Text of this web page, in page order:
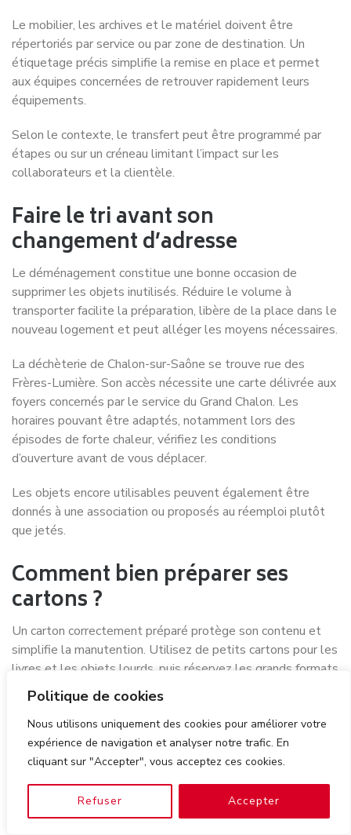
Politique de cookies
Nous utilisons uniquement des cookies pour améliorer votre
expérience de navigation et analyser notre trafic. En
cliquant sur "Accepter", vous acceptez ces cookies.
Refuser Accepter
Le mobilier, les archives et le matériel doivent être
répertoriés par service ou par zone de destination. Un
étiquetage précis simplifie la remise en place et permet
aux équipes concernées de retrouver rapidement leurs
équipements.
Selon le contexte, le transfert peut être programmé par
étapes ou sur un créneau limitant l’impact sur les
collaborateurs et la clientèle.
Faire le tri avant son
changement d’adresse
Le déménagement constitue une bonne occasion de
supprimer les objets inutilisés. Réduire le volume à
transporter facilite la préparation, libère de la place dans le
nouveau logement et peut alléger les moyens nécessaires.
La déchèterie de Chalon-sur-Saône se trouve rue des
Frères-Lumière. Son accès nécessite une carte délivrée aux
foyers concernés par le service du Grand Chalon. Les
horaires pouvant être adaptés, notamment lors des
épisodes de forte chaleur, vérifiez les conditions
d’ouverture avant de vous déplacer.
Les objets encore utilisables peuvent également être
donnés à une association ou proposés au réemploi plutôt
que jetés.
Comment bien préparer ses
cartons ?
Un carton correctement préparé protège son contenu et
simplifie la manutention. Utilisez de petits cartons pour les
livres et les objets lourds, puis réservez les grands formats
au linge et aux éléments plus légers.
renforcez le fond avec un ruban adhésif adapté ;
comblez les espaces vides pour éviter les mouvements
;
ajoutez la mention « fragile » lorsqu’elle est justifiée ;
ne surchargez pas les cartons ;